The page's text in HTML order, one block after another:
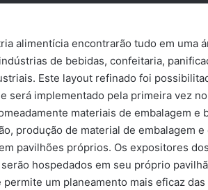
alimentícia encontrarão tudo em uma
de bebidas, confeitaria,
Este layout refinado foi
será implementado pela primeira vez
materiais de embalagem e
produção de material de embalagem
pavilhões próprios. Os expositores
hospedados em seu próprio
um planeamento mais eficaz das